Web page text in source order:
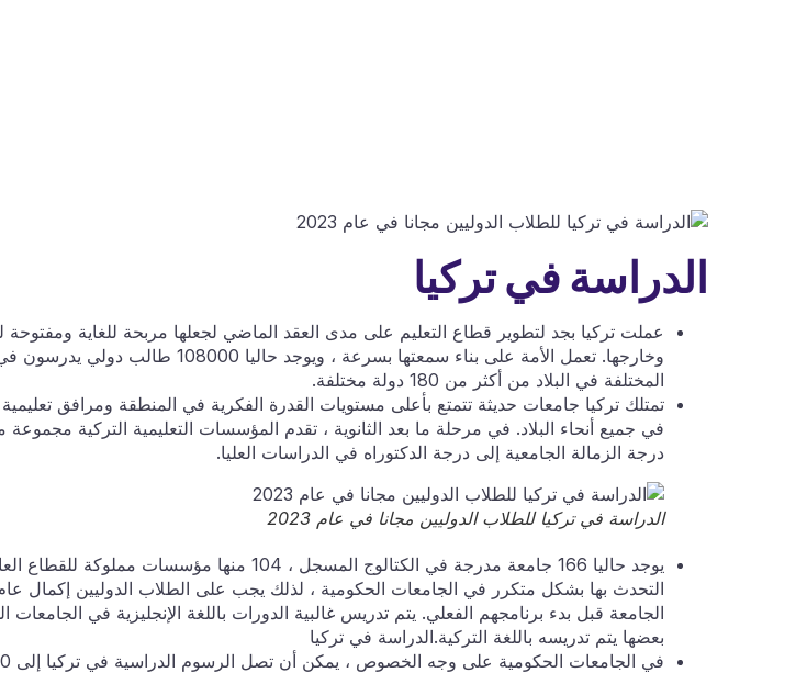
الدراسة في تركيا
عملت تركيا بجد لتطوير قطاع التعليم على مدى العقد الماضي لجعلها مربحة للغاية ومفتوحة
وخارجها. تعمل الأمة على بناء سمعتها بسرعة ،
المختلفة في البلاد من أكثر من 180 دولة مختلفة.
تمتلك تركيا جامعات حديثة تتمتع بأعلى مستويات القدرة الفكرية في المنطقة ومرافق
في جميع أنحاء البلاد. في مرحلة ما بعد الثانوية ، تقدم المؤسسات التعليمية التركية
درجة الزمالة الجامعية إلى درجة الدكتوراه في الدراسات العليا.
الدراسة في تركيا للطلاب الدوليين مجانا في عام 2023
يوجد حاليا 166 جامعة مدرجة في الكتالوج المسجل ، 104 منها
التحدث بها بشكل متكرر في الجامعات الحكومية ، لذلك يجب على الطلاب الدوليين إكمال عام
الجامعة قبل بدء برنامجهم الفعلي. يتم تدريس غالبية الدورات باللغة الإنجليزية في
بعضها يتم تدريسه باللغة التركية.الدراسة في تركيا